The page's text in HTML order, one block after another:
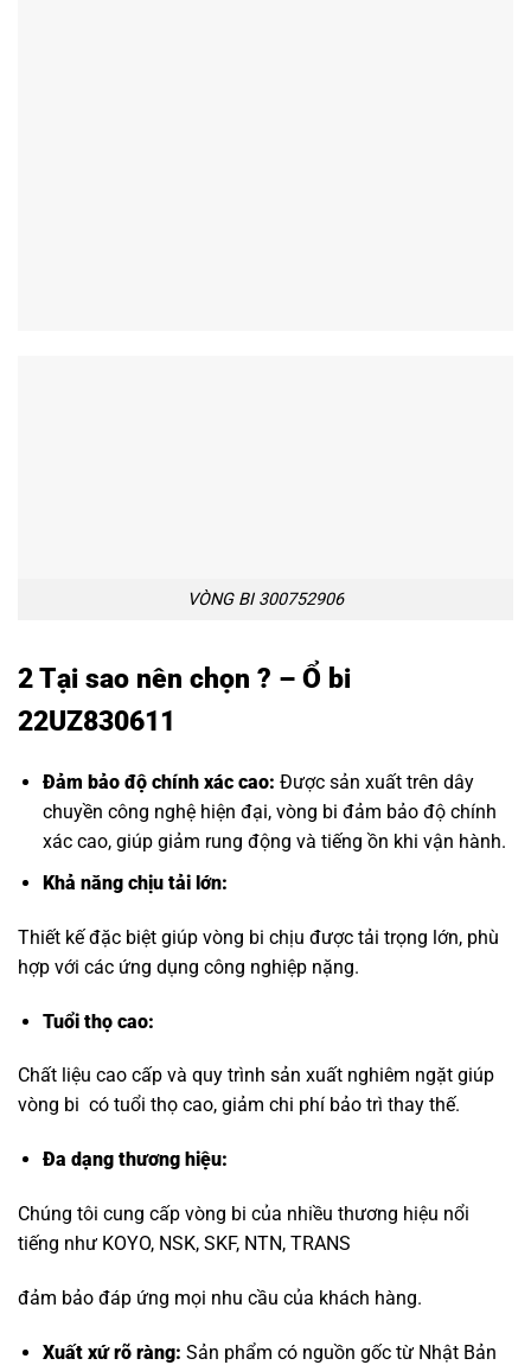
VÒNG BI 300752906
2 Tại sao nên chọn ? – Ổ bi
22UZ830611
Đảm bảo độ chính xác cao: Được sản xuất trên dây
chuyền công nghệ hiện đại, vòng bi đảm bảo độ chính
xác cao, giúp giảm rung động và tiếng ồn khi vận hành.
Khả năng chịu tải lớn:
Thiết kế đặc biệt giúp vòng bi chịu được tải trọng lớn, phù
hợp với các ứng dụng công nghiệp nặng.
Tuổi thọ cao:
Chất liệu cao cấp và quy trình sản xuất nghiêm ngặt giúp
vòng bi có tuổi thọ cao, giảm chi phí bảo trì thay thế.
Đa dạng thương hiệu:
Chúng tôi cung cấp vòng bi của nhiều thương hiệu nổi
tiếng như KOYO, NSK, SKF, NTN, TRANS
đảm bảo đáp ứng mọi nhu cầu của khách hàng.
Xuất xứ rõ ràng: Sản phẩm có nguồn gốc từ Nhật Bản